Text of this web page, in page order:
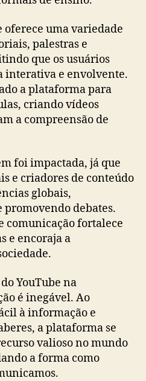
oferece uma variedade
palestras e
que os usuários
interativa e envolvente.
a plataforma para
criando vídeos
a compreensão de
foi impactada, já que
e criadores de conteúdo
globais,
debates.
comunicação fortalece
e encoraja a
YouTube na
é inegável. Ao
à informação e
a plataforma se
valioso no mundo
a forma como